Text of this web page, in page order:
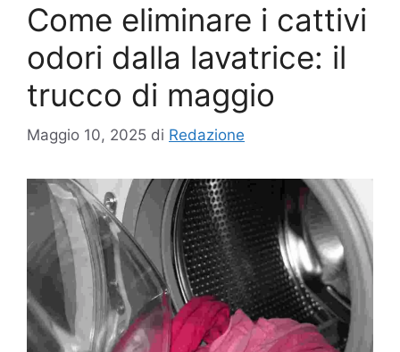
Come eliminare i cattivi
odori dalla lavatrice: il
trucco di maggio
Maggio 10, 2025 di Redazione